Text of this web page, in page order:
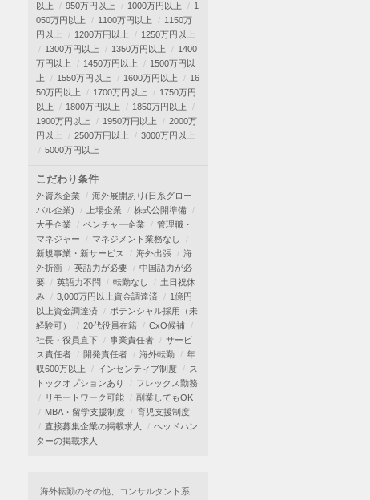
以上
950万円以上 1000万円以上
1
050万円以上
1100万円以上
1150万
円以上
1200万円以上
1250万円以上
1300万円以上
1350万円以上
1400
万円以上
1450万円以上
1500万円以
上
1550万円以上 1600万円以上
16
50万円以上
1700万円以上
1750万円
以上
1800万円以上
1850万円以上
1900万円以上
1950万円以上
2000万
円以上
2500万円以上
3000万円以上
5000万円以上
こだわり条件
外資系企業
海外展開あり(日系グロー
バル企業)
上場企業
株式公開準備
大手企業
ベンチャー企業
管理職・
マネジャー
マネジメント業務なし
新規事業・新サービス
海外出張
海
外折衝
英語力が必要
中国語力が必
要
英語力不問 転勤なし
土日祝休
み
3,000万円以上資金調達済
1億円
以上資金調達済
ポテンシャル採用（未
経験可）
20代役員在籍
CxO候補
社長・役員直下
事業責任者
サービ
ス責任者
開発責任者 海外転勤
年
収600万以上
インセンティブ制度
ス
トックオプションあり
フレックス勤務
リモートワーク可能
副業してもOK
MBA・留学支援制度
育児支援制度
直接募集企業の掲載求人
ヘッドハン
ターの掲載求人
海外転勤のその他、コンサルタント系